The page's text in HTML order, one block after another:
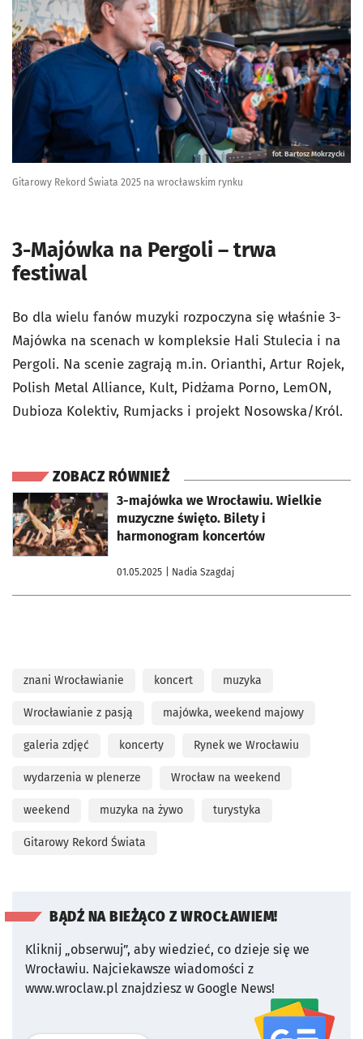
fot. Bartosz Mokrzycki
Gitarowy Rekord Świata 2025 na wrocławskim rynku
3-Majówka na Pergoli – trwa
festiwal
Bo dla wielu fanów muzyki rozpoczyna się właśnie 3-
Majówka na scenach w kompleksie Hali Stulecia i na
Pergoli. Na scenie zagrają m.in. Orianthi, Artur Rojek,
Polish Metal Alliance, Kult, Pidżama Porno, LemON,
Dubioza Kolektiv, Rumjacks i projekt Nosowska/Król.
ZOBACZ RÓWNIEŻ
3-majówka we Wrocławiu. Wielkie
muzyczne święto. Bilety i
harmonogram koncertów
01.05.2025 | Nadia Szagdaj
otworzy się w nowej karcie
znani Wrocławianie koncert muzyka
Wrocławianie z pasją majówka, weekend majowy
galeria zdjęć koncerty Rynek we Wrocławiu
wydarzenia w plenerze Wrocław na weekend
weekend muzyka na żywo turystyka
Gitarowy Rekord Świata
BĄDŹ NA BIEŻĄCO Z WROCŁAWIEM!
Kliknij „obserwuj”, aby wiedzieć, co dzieje się we
Wrocławiu. Najciekawsze wiadomości z
www.wroclaw.pl znajdziesz w Google News!